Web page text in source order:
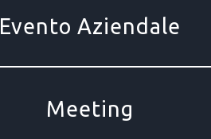
Evento Aziendale
Meeting